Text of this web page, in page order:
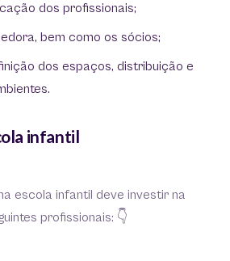
dos profissionais;
bem como os sócios;
dos espaços, distribuição e
infantil
escola infantil deve investir na
profissionais: 👇